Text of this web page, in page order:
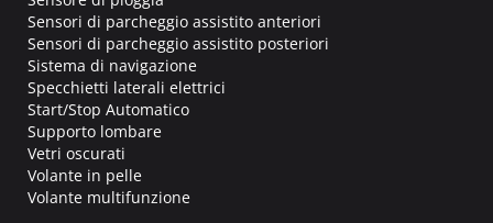
Sensori di parcheggio assistito anteriori
Sensori di parcheggio assistito posteriori
Sistema di navigazione
Specchietti laterali elettrici
Start/Stop Automatico
Supporto lombare
Vetri oscurati
Volante in pelle
Volante multifunzione